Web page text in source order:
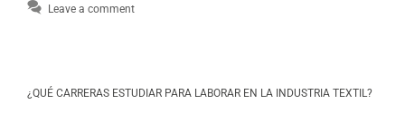
Leave a comment
¿QUÉ CARRERAS ESTUDIAR PARA LABORAR EN LA INDUSTRIA TEXTIL?